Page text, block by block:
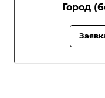
Город